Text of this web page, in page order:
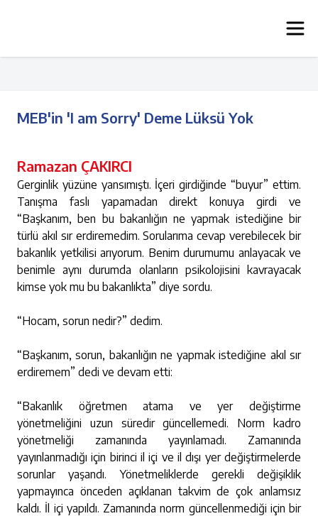
MEB'in 'I am Sorry' Deme Lüksü Yok
Ramazan ÇAKIRCI
Gerginlik yüzüne yansımıştı. İçeri girdiğinde “buyur” ettim.
Tanışma faslı yapamadan direkt konuya girdi ve
“Başkanım, ben bu bakanlığın ne yapmak istediğine bir
türlü akıl sır erdiremedim. Sorularıma cevap verebilecek bir
bakanlık yetkilisi arıyorum. Benim durumumu anlayacak ve
benimle aynı durumda olanların psikolojisini kavrayacak
kimse yok mu bu bakanlıkta” diye sordu.
“Hocam, sorun nedir?” dedim.
“Başkanım, sorun, bakanlığın ne yapmak istediğine akıl sır
erdiremem” dedi ve devam etti:
“Bakanlık öğretmen atama ve yer değiştirme
yönetmeliğini uzun süredir güncellemedi. Norm kadro
yönetmeliği zamanında yayınlamadı. Zamanında
yayınlanmadığı için birinci il içi ve il dışı yer değiştirmelerde
sorunlar yaşandı. Yönetmeliklerde gerekli değişiklik
yapmayınca önceden açıklanan takvim de çok anlamsız
kaldı. İl içi yapıldı. Zamanında norm güncellenmediği için bir